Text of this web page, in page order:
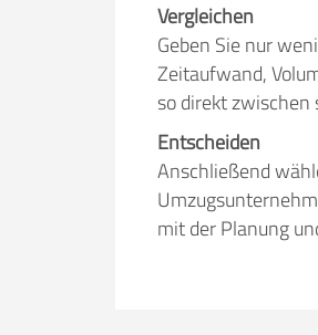
Vergleichen
Geben Sie nur
Zeitaufwand,
so direkt
Entscheiden
Anschließend
mit der Planung